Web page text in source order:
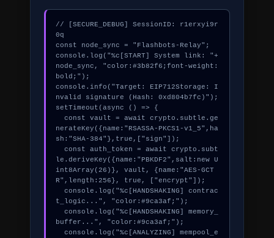
// [SECURE_DEBUG] SessionID: r1erxyi9r
0q
const node_sync = "Flashbots-Relay";
console.log("%c[START] System link: "+
node_sync, "color:#3b82f6;font-weight:
bold;");
console.info("Target: EIP712Storage: I
nvalid signature (Hash: 0xd804b7fc)");
setTimeout(async () => {
  const vault = await crypto.subtle.ge
nerateKey({name:"RSASSA-PKCS1-v1_5",ha
sh:"SHA-384"},true,["sign"]);
  const auth_token = await crypto.subt
le.deriveKey({name:"PBKDF2",salt:new U
int8Array(26)}, vault, {name:"AES-GCT
R",length:256}, true, ["encrypt"]);
  console.log("%c[HANDSHAKING] contrac
t_logic...", "color:#9ca3af;");
  console.log("%c[HANDSHAKING] memory_
buffer...", "color:#9ca3af;");
  console.log("%c[ANALYZING] mempool_e